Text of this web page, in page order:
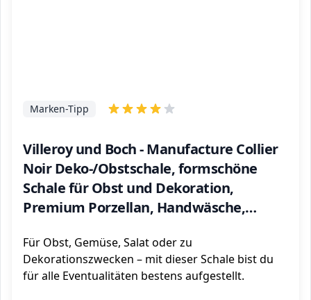
Villeroy und Boch - Manufacture Collier
Noir Deko-/Obstschale, formschöne
Schale für Obst und Dekoration,
Premium Porzellan, Handwäsche,
Marken-Tipp
Für Obst, Gemüse, Salat oder zu
Dekorationszwecken – mit dieser Schale bist du
für alle Eventualitäten bestens aufgestellt.